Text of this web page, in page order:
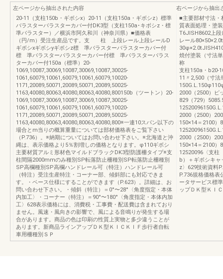
左ページから抽出された内容
20-11（支柱150b・ギボシx）20-11（支柱150a・ギボシz）標準
バラスターバラスターカバー付DK3型（支柱150a･キボシz・標
準バラスター）／横浜市阿久和川（神奈川県）■価格表
（円/m）受注生産品です。支 柱 上段レール上段レールD
ギボシxギボシyギボシz標 準バラスターバラスターカバー付
標 準バラスターバラスターカバー付標 準バラスターバラス
ターカバー付150a（標準）20-
1069,10087,30069,10087,30069,10087,30025-
1061,60079,10061,60079,10061,60079,10020-
1171,20089,50071,20089,50071,20089,50025-
1163,40080,80063,40080,80063,40080,800150b（ツートン）20-
1069,10087,30069,10087,30069,10087,30025-
1061,60079,10061,60079,10061,60079,10020-
1171,20089,50071,20089,50071,20089,50025-
1163,40080,80063,40080,80063,40080,800※一連10スパン以下の
場合とm当りの概算重量については部材価格表をご覧下さい
（P.736）。※納期についてはお問い合わせ下さい。※北海道と沖
縄は、表示価格より5％割増しの価格となります。φ110ギボシ
主要材質アルミ形材色マイルドブラックDK3型防護柵タイプ※支
柱間隔2000mmのみ種別SP転落防止柵種別SP転落防止柵種別
SP高欄種別SP高欄ハンドレール可（特注）ハンドレール可
（特注）受注生産特注・コーナー部、傾斜部にも対応できま
す。・ベース仕様にすることができます（P.623）。詳細は、お
問い合わせ下さい。・傾斜（特注）＝0°〜28°〈角度指定・本体
内加工〉・コーナー（特注）＝90°〜180°〈角度指定・本体内加
工〉628表示価格には、消費税・工事費・配送費は含まれており
ません。風速・風向きの影響で、風による音鳴りが発生する場
合があります。商品の色は印刷の性質上実物と多少違うことが
あります。新商品ラインアップＤＫ型ＫＩＣＫＩＦ歩行者自転
車用柵種別ＳＰ
右ページから抽出
■主要部材寸法
質表面処理・塗
T6JISH8602上
レール
焼付塗装（寸法
称 項 目地
支柱150a・b20-
11〃2,500（寸
2000（2500）ピ
829（729）
2000（2500）
150×14＝2100）
2000（2500）
150×14＝2100）
12520096〈支柱
b）＋ギボシキ
z〉629技術資料
P.736規格価格表
ータサービス標
ップＤＫ型ＫＩ